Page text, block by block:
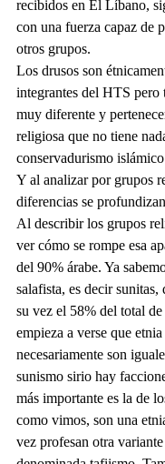
recibidos en El Líbano,
con una fuerza capaz de
otros grupos.
Los drusos son
integrantes del HTS pero
muy diferente y
religiosa que no tiene
conservadurismo
Y al analizar por grupos
diferencias se
Al describir los grupos
ver cómo se rompe esa
del 90% árabe. Ya
salafista, es decir sunitas,
su vez el 58% del total
empieza a verse que
necesariamente son
sunismo sirio hay
más importante es la de
como vimos, son una
vez profesan otra